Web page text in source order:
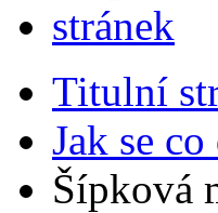
Titulní
Jak se co
Šípková